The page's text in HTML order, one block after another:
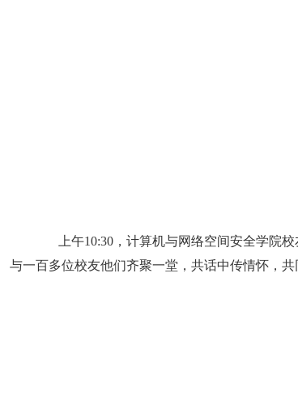
上午10:30 ，计算机与网络空间安全学院
与一百多位校友他们齐聚一堂，共话中传情怀，共